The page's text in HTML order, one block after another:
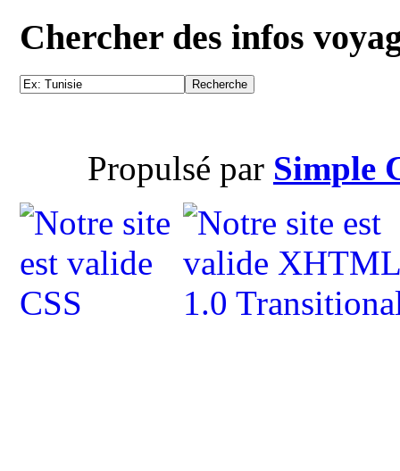
Chercher des infos
Propulsé par Simple